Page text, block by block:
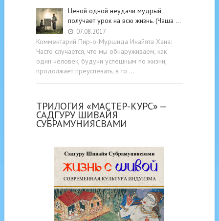
Ценой одной неудачи мудрый
получает урок на всю жизнь. (Чаша …
07.08.2017
Комментарий Пир-о-Муршида Инайята Хана:
Часто случается, что мы обнаруживаем, как
один человек, будучи успешным по жизни,
продолжает преуспевать, в то …
ТРИЛОГИЯ «МАСТЕР-КУРС» —
САДГУРУ ШИВАЙЯ
СУБРАМУНИЯСВАМИ